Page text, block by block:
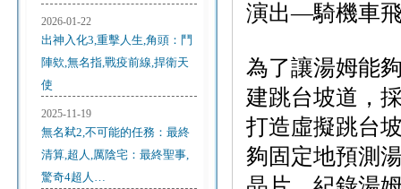
2026-01-22
出神入化3,重擊人生,角頭：鬥
陣欸,無名指,戰疫前線,捍衛天
使
2025-11-19
無名弒2,不可能的任務：最終
清算,超人,厲陰宅：最終聖事,
驚奇4超人…
演出—騎機車
為了讓湯姆能
建跳台坡道，
打造虛擬跳台
夠固定地預測